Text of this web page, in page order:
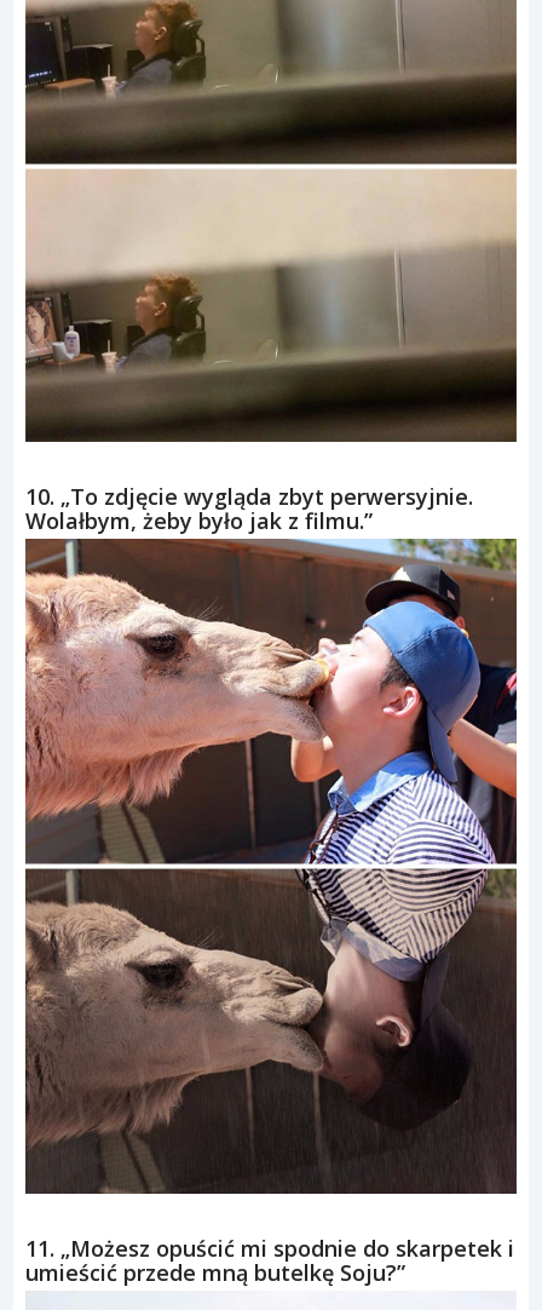
10. „To zdjęcie wygląda zbyt perwersyjnie.
Wolałbym, żeby było jak z filmu.”
11. „Możesz opuścić mi spodnie do skarpetek i
umieścić przede mną butelkę Soju?”